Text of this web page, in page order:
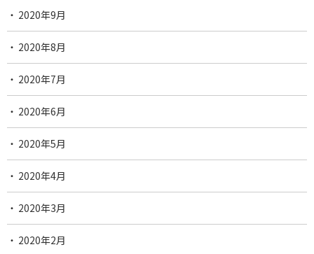
2020年9月
2020年8月
2020年7月
2020年6月
2020年5月
2020年4月
2020年3月
2020年2月